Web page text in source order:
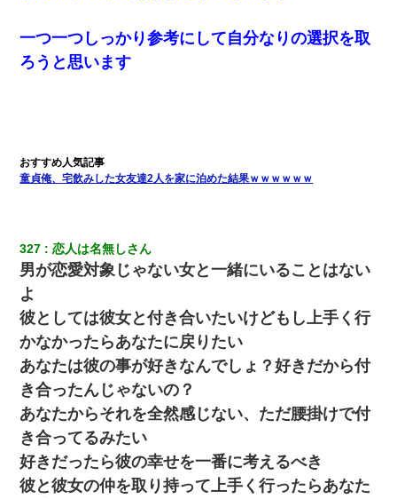
け」というタイトルで画像が送られてきた
友人とふたりで山口に旅行した時の事。レンタカーを借りて山の
隣室のお婆ちゃん「下階からの異臭に困ってる、今もすっごく臭
書店「息子さんが万引きしました」私「はっ？(息子目の前にいる
し…)うちの子ではないので迎えに行きません」→息子を名乗って
た人物の正体が判明するも・・・
私『貯金貯まったし、やっと家建てられるね！』夫「実家を二世
帯住宅にした。それに貯金使った」→私『離婚しよう』夫「え
っ」私『使った貯金はあげるから』→すると…
ＤＮＡ検査『血縁関係０％』旦那「やっぱり托卵だったんだ…」
嫁「本当に身に覚えがない」「なにかの間違いだ！取り違え
だ！」→ 嫁「あっ」
わい(42)渋谷の夜のサービスで19の女の子にゴックンさせた結果
ｗｗｗｗｗｗｗｗ
一つ一つしっかり参考にして自分なりの選択を取
ろうと思います
童貞俺、宅飲みした女友達2人を家に泊めた結果ｗｗｗｗｗｗ
327 恋人は名無しさん
男が恋愛対象じゃない女と一緒にいることはない
よ
彼としては彼女と付き合いたいけどもし上手く行
かなかったらあなたに戻りたい
あなたは彼の事が好きなんでしょ？好きだから付
き合ったんじゃないの？
あなたからそれを全然感じない、ただ腰掛けで付
き合ってるみたい
好きだったら彼の幸せを一番に考えるべき
彼と彼女の仲を取り持って上手く行ったらあなた